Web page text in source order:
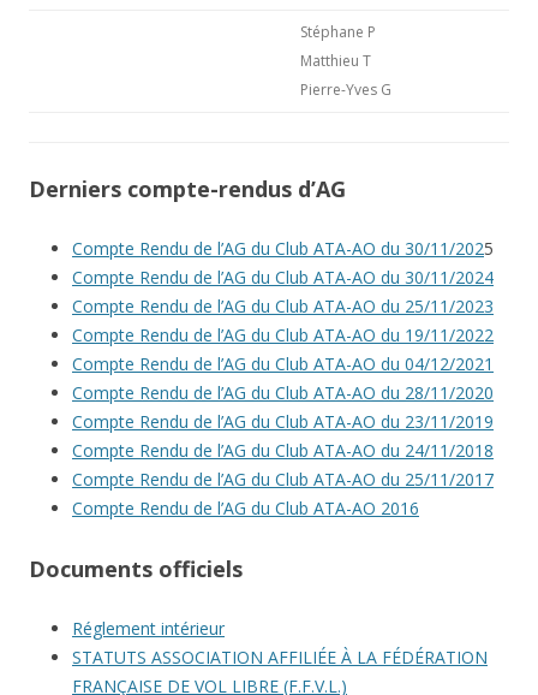
Stéphane P
Matthieu T
Pierre-Yves G
Derniers compte-rendus d’AG
Compte Rendu de l’AG du Club ATA-AO du 30/11/2025
Compte Rendu de l’AG du Club ATA-AO du 30/11/2024
Compte Rendu de l’AG du Club ATA-AO du 25/11/2023
Compte Rendu de l’AG du Club ATA-AO du 19/11/2022
Compte Rendu de l’AG du Club ATA-AO du 04/12/2021
Compte Rendu de l’AG du Club ATA-AO du 28/11/2020
Compte Rendu de l’AG du Club ATA-AO du 23/11/2019
Compte Rendu de l’AG du Club ATA-AO du 24/11/2018
Compte Rendu de l’AG du Club ATA-AO du 25/11/2017
Compte Rendu de l’AG du Club ATA-AO 2016
Documents officiels
Réglement intérieur
STATUTS ASSOCIATION AFFILIÉE À LA FÉDÉRATION
FRANÇAISE DE VOL LIBRE (F.F.V.L.)